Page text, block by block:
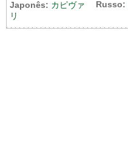
Japonês: カピヴァ
リ
Russo: